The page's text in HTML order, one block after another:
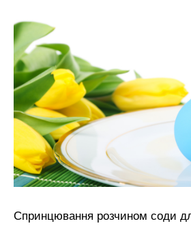
Спринцювання розчином соди